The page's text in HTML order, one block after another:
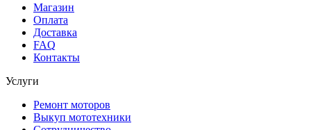
Магазин
Оплата
Доставка
FAQ
Контакты
Услуги
Ремонт моторов
Выкуп мототехники